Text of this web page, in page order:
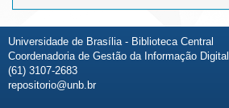
Universidade de Brasília - Biblioteca Central
Coordenadoria de Gestão da Informação
(61) 3107-2683
repositorio@unb.br